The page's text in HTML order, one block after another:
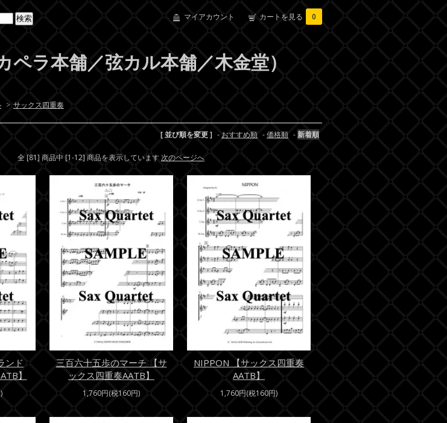
マイアカウント カートを見る 0
ラ本舗／弦カル本舗／木金堂）
> サックス四重奏
[ 並び順を変更 ] -おすすめ順 -価格順 -新着順
全 [81] 商品中 [1-12] 商品を表示しています 次のページへ
ンド
】
三百六十五歩のマーチ 【サ
ックス四重奏AATB】
1,760円(税160円)
NIPPON 【サックス四重奏
AATB】
1,760円(税160円)